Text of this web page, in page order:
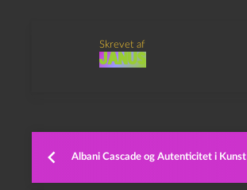
Skrevet af
Janus
Albani Cascade og Autenticitet i Kunst